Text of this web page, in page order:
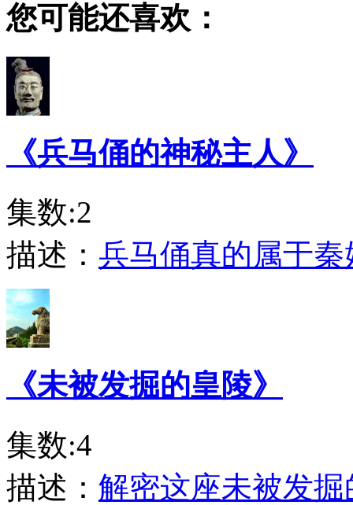
您可能还喜欢：
《兵马俑的神秘主人》
集数:2
描述： 兵马俑真的属于秦
《未被发掘的皇陵》
集数:4
描述： 解密这座未被发掘